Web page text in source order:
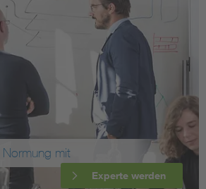
mit
Experte werden